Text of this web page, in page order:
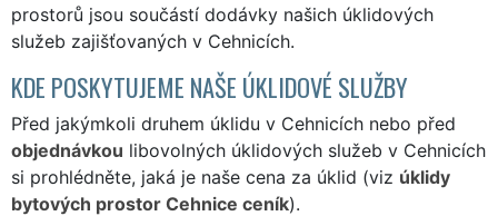
prostorů jsou součástí dodávky našich úklidových
služeb zajišťovaných v Cehnicích.
KDE POSKYTUJEME NAŠE ÚKLIDOVÉ SLUŽBY
Před jakýmkoli druhem úklidu v Cehnicích nebo před
objednávkou libovolných úklidových služeb v Cehnicích
si prohlédněte, jaká je naše cena za úklid (viz úklidy
bytových prostor Cehnice ceník).